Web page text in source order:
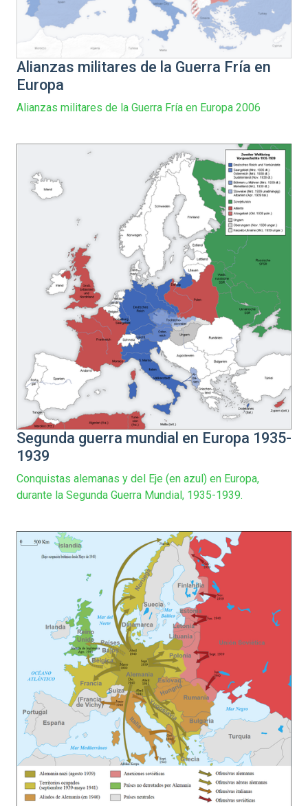
Alianzas militares de la Guerra Fría en
Europa
Alianzas militares de la Guerra Fría en Europa 2006
Segunda guerra mundial en Europa 1935-
1939
Conquistas alemanas y del Eje (en azul) en Europa,
durante la Segunda Guerra Mundial, 1935-1939.